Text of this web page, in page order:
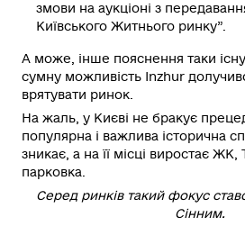
змови на аукціоні з
Київського Житнього ринку”.
А може, інше пояснення таки
сумну можливість Inzhur
врятувати ринок.
На жаль, у Києві не бракує
популярна і важлива історична
зникає, а на її місці виростає
парковка.
Серед ринків такий фокус
Сінним.